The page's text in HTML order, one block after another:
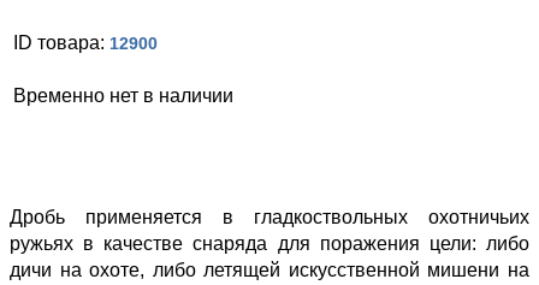
ID товара: 12900
Временно нет в наличии
Дробь применяется в гладкоствольных охотничьих
ружьях в качестве снаряда для поражения цели: либо
дичи на охоте, либо летящей искусственной мишени на